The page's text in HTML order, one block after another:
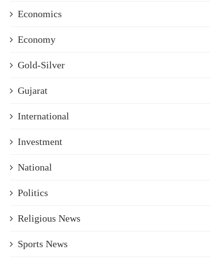
Economics
Economy
Gold-Silver
Gujarat
International
Investment
National
Politics
Religious News
Sports News